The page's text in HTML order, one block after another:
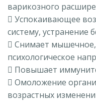
варикозного
 Успокаивающее
систему, устранение
 Снимает
психологическое
 Повышает
 Омоложение
возрастных